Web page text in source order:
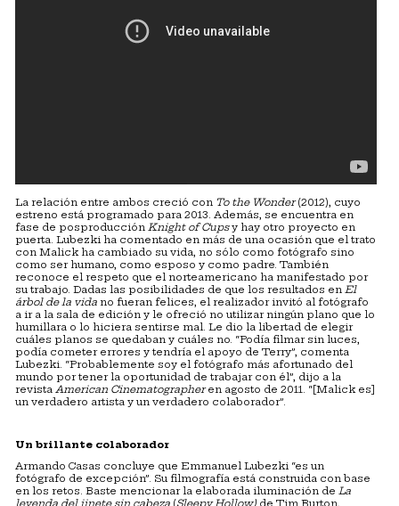
La relación entre ambos creció con To the Wonder(2012), cuyo
estreno está programado para 2013. Además, se encuentra en
fase de posproducción Knight of Cupsy hay otro proyecto en
puerta. Lubezki ha comentado en más de una ocasión que el trato
con Malick ha cambiado su vida, no sólo como fotógrafo sino
como ser humano, como esposo y como padre. También
reconoce el respeto que el norteamericano ha manifestado por
su trabajo. Dadas las posibilidades de que los resultados en El
árbol de la vida no fueran felices, el realizador invitó al fotógrafo
a ir a la sala de edición y le ofreció no utilizar ningún plano que lo
humillara o lo hiciera sentirse mal. Le dio la libertad de elegir
cuáles planos se quedaban y cuáles no. “Podía filmar sin luces,
podía cometer errores y tendría el apoyo de Terry”, comenta
Lubezki. “Probablemente soy el fotógrafo más afortunado del
mundo por tener la oportunidad de trabajar con él”, dijo a la
revista American Cinematographeren agosto de 2011. “[Malick es]
un verdadero artista y un verdadero colaborador”.
Un brillante colaborador
Armando Casas concluye que Emmanuel Lubezki “es un
fotógrafo de excepción”. Su filmografía está construida con base
en los retos. Baste mencionar la elaborada iluminación de La